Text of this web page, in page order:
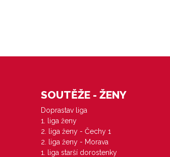
SOUTĚŽE - ŽENY
Doprastav liga
1. liga ženy
2. liga ženy - Čechy 1
2. liga ženy - Morava
1. liga starší dorostenky